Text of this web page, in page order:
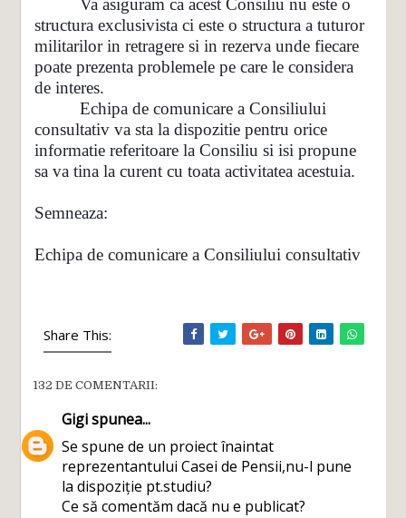
Va asiguram ca acest Consiliu nu este o
structura exclusivista ci este o structura a tuturor
militarilor in retragere si in rezerva unde fiecare
poate prezenta problemele pe care le considera
de interes.
Echipa de comunicare a Consiliului
consultativ va sta la dispozitie pentru orice
informatie referitoare la Consiliu si isi propune
sa va tina la curent cu toata activitatea acestuia.
Semneaza:
Echipa de comunicare a Consiliului consultativ
Share This:
132 DE COMENTARII:
Gigispunea...
Se spune de un proiect înaintat
reprezentantului Casei de Pensii,nu-l pune
la dispoziție pt.studiu?
Ce să comentăm dacă nu e publicat?